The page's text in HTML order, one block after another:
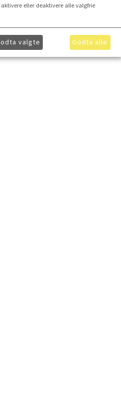
eller deaktivere alle valgfrie
valgte Godta alle